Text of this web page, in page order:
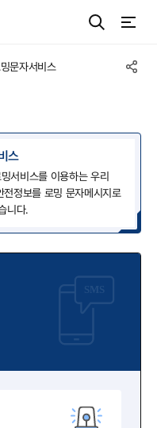
문자서비스
스
서비스를 이용하는 우리
정보를 로밍 문자메시지로
니다.